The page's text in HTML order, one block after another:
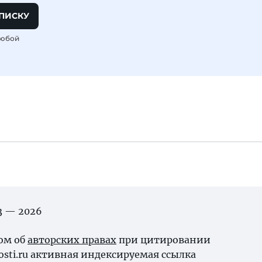
— 2026
об авторских правах при цитировании
активная индексируемая ссылка